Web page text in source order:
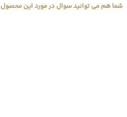
شما هم می توانید سوال در مورد این محصول